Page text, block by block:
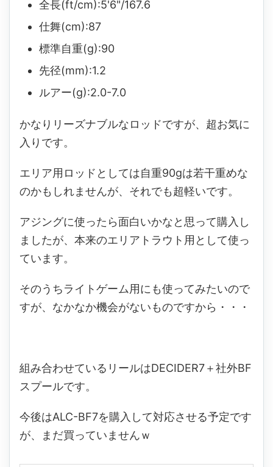
全長(ft/cm):5'6"/167.6
仕舞(cm):87
標準自重(g):90
先径(mm):1.2
ルアー(g):2.0-7.0
かなりリーズナブルなロッドですが、超お気に
入りです。
エリア用ロッドとしては自重90gは若干重めな
のかもしれませんが、それでも超軽いです。
アジングに使ったら面白いかなと思って購入し
ましたが、本来のエリアトラウト用として使っ
ています。
そのうちライトゲーム用にも使ってみたいので
すが、なかなか機会がないものですから・・・
組み合わせているリールはDECIDER7＋社外BF
スプールです。
今後はALC-BF7を購入して対応させる予定です
が、まだ買っていませんｗ